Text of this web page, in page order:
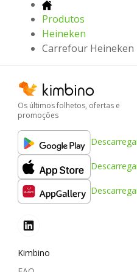
Produtos
Heineken
Carrefour Heineken
Os últimos folhetos, ofertas e
promoções
Kimbino